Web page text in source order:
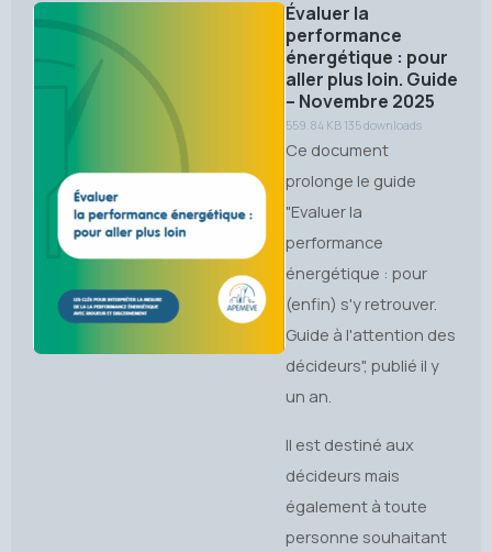
Évaluer la
performance
énergétique : pour
aller plus loin. Guide
– Novembre 2025
559.84 KB 135 downloads
Ce document
prolonge le guide
"Evaluer la
performance
énergétique : pour
(enfin) s'y retrouver.
Guide à l'attention des
décideurs", publié il y
un an.
Il est destiné aux
décideurs mais
également à toute
personne souhaitant